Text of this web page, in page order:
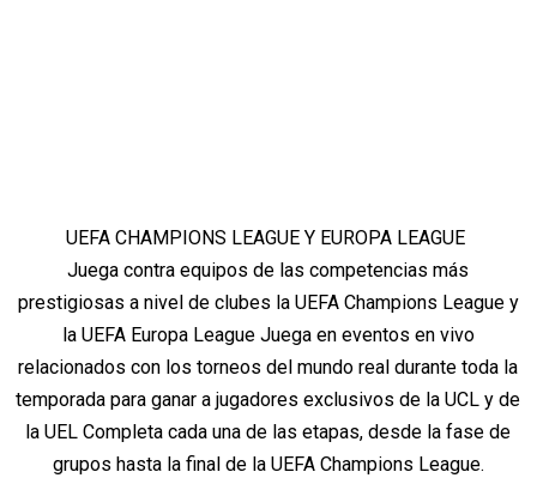
UEFA CHAMPIONS LEAGUE Y EUROPA LEAGUE
Juega contra equipos de las competencias más
prestigiosas a nivel de clubes la UEFA Champions League y
la UEFA Europa League Juega en eventos en vivo
relacionados con los torneos del mundo real durante toda la
temporada para ganar a jugadores exclusivos de la UCL y de
la UEL Completa cada una de las etapas, desde la fase de
grupos hasta la final de la UEFA Champions League.